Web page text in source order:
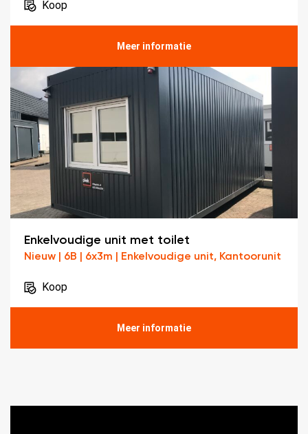
Koop
Meer informatie
Enkelvoudige unit met toilet
Nieuw | 6B | 6x3m | Enkelvoudige unit, Kantoorunit
Koop
Meer informatie